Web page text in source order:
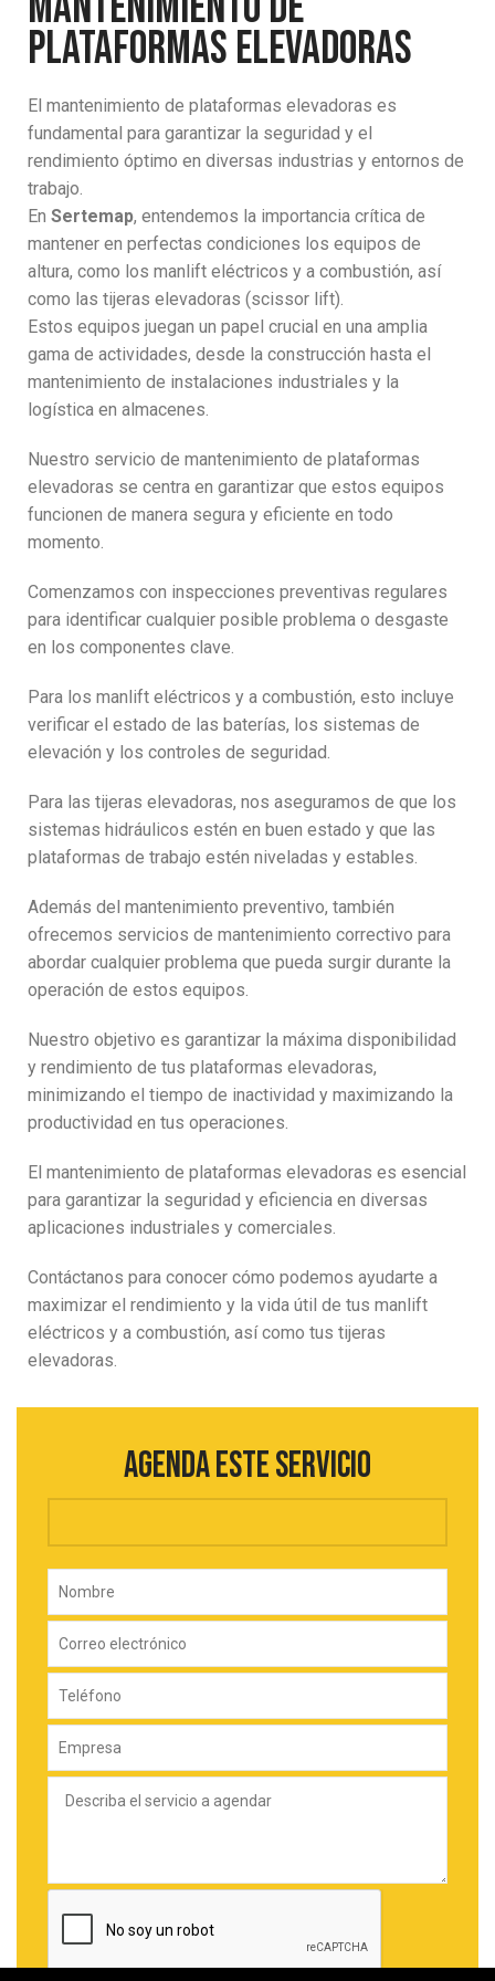
plataformas elevadoras
El mantenimiento de plataformas elevadoras es
fundamental para garantizar la seguridad y el
rendimiento óptimo en diversas industrias y entornos de
trabajo.
En Sertemap, entendemos la importancia crítica de
mantener en perfectas condiciones los equipos de
altura, como los manlift eléctricos y a combustión, así
como las tijeras elevadoras (scissor lift).
Estos equipos juegan un papel crucial en una amplia
gama de actividades, desde la construcción hasta el
mantenimiento de instalaciones industriales y la
logística en almacenes.
Nuestro servicio de mantenimiento de plataformas
elevadoras se centra en garantizar que estos equipos
funcionen de manera segura y eficiente en todo
momento.
Comenzamos con inspecciones preventivas regulares
para identificar cualquier posible problema o desgaste
en los componentes clave.
Para los manlift eléctricos y a combustión, esto incluye
verificar el estado de las baterías, los sistemas de
elevación y los controles de seguridad.
Para las tijeras elevadoras, nos aseguramos de que los
sistemas hidráulicos estén en buen estado y que las
plataformas de trabajo estén niveladas y estables.
Además del mantenimiento preventivo, también
ofrecemos servicios de mantenimiento correctivo para
abordar cualquier problema que pueda surgir durante la
operación de estos equipos.
Nuestro objetivo es garantizar la máxima disponibilidad
y rendimiento de tus plataformas elevadoras,
minimizando el tiempo de inactividad y maximizando la
productividad en tus operaciones.
El mantenimiento de plataformas elevadoras es esencial
para garantizar la seguridad y eficiencia en diversas
aplicaciones industriales y comerciales.
Contáctanos para conocer cómo podemos ayudarte a
maximizar el rendimiento y la vida útil de tus manlift
eléctricos y a combustión, así como tus tijeras
elevadoras.
Agenda este servicio